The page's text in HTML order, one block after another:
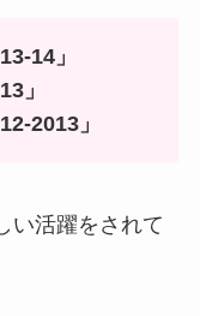
」
」
」
い活躍をされて